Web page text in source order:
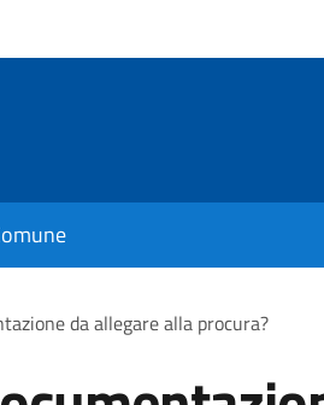
da allegare alla procura?